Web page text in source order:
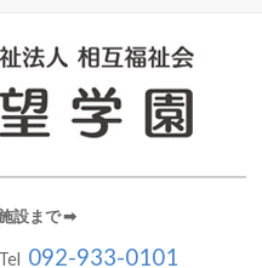
設まで ➡︎
092-933-0101